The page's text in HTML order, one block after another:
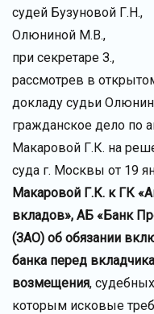
судей Бузуновой Г.Н.,
Олюниной М.В.,
при секретаре З.,
рассмотрев в
докладу судьи
гражданское дело по
Макаровой Г.К. на
суда г. Москвы от 19
Макаровой Г.К. к ГК
вкладов», АБ «Банк
(ЗАО) об обязании
банка перед
возмещения,
которым исковые